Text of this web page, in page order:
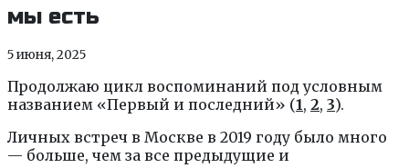
мы есть
5 июня, 2025
Продолжаю цикл воспоминаний под условным
названием «Первый и последний» (1, 2, 3).
Личных встреч в Москве в 2019 году было много
— больше, чем за все предыдущие и